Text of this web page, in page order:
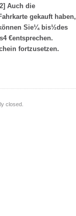
Auch die
gekauft haben,
Sie¼ bis½des
4 €entsprechen.
fortzusetzen.
closed.